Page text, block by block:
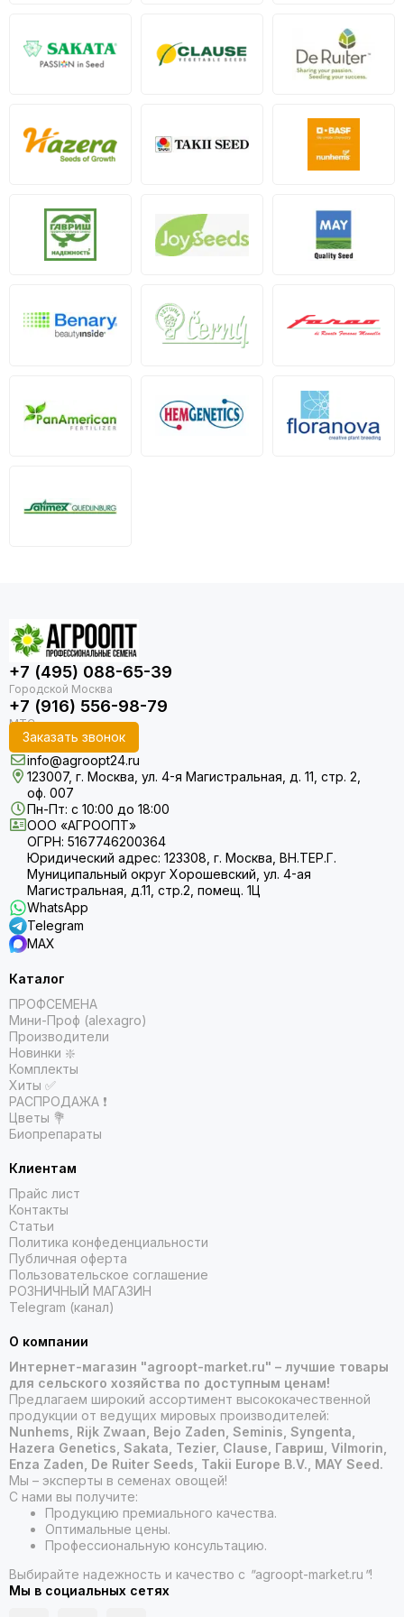
+7 (495) 088-65-39
+7 (916) 556-98-79
Заказать звонок
info@agroopt24.ru
123007, г. Москва, ул. 4-я Магистральная, д. 11, стр. 2,
оф. 007
Пн-Пт: с 10:00 до 18:00
ООО «АГРООПТ»
ОГРН: 5167746200364
Юридический адрес: 123308, г. Москва, ВН.ТЕР.Г.
Муниципальный округ Хорошевский, ул. 4-ая
Магистральная, д.11, стр.2, помещ. 1Ц
WhatsApp
Telegram
MAX
Каталог
ПРОФСЕМЕНА
Мини-Проф (alexagro)
Производители
Новинки ❇️
Комплекты
Хиты ✅
РАСПРОДАЖА ❗️
Цветы 💐
Биопрепараты
Клиентам
Прайс лист
Контакты
Статьи
Политика конфеденциальности
Публичная оферта
Пользовательское соглашение
РОЗНИЧНЫЙ МАГАЗИН
Telegram (канал)
О компании
Интернет-магазин "agroopt-market.ru" – лучшие товары
для сельского хозяйства по доступным ценам!
Предлагаем широкий ассортимент высококачественной
продукции от ведущих мировых производителей:
Nunhems, Rijk Zwaan, Bejo Zaden, Seminis, Syngenta,
Hazera Genetics, Sakata, Tezier, Clause, Гавриш, Vilmorin,
Enza Zaden, De Ruiter Seeds, Takii Europe B.V., MAY Seed.
Мы – эксперты в семенах овощей!
С нами вы получите:
Продукцию премиального качества.
Оптимальные цены.
Профессиональную консультацию.
Выбирайте надежность и качество с "agroopt-market.ru "!
Мы в социальных сетях